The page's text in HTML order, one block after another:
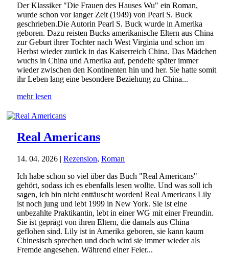
Der Klassiker "Die Frauen des Hauses Wu" ein Roman,
wurde schon vor langer Zeit (1949) von Pearl S. Buck
geschrieben.Die Autorin Pearl S. Buck wurde in Amerika
geboren. Dazu reisten Bucks amerikanische Eltern aus China
zur Geburt ihrer Tochter nach West Virginia und schon im
Herbst wieder zurück in das Kaiserreich China. Das Mädchen
wuchs in China und Amerika auf, pendelte später immer
wieder zwischen den Kontinenten hin und her. Sie hatte somit
ihr Leben lang eine besondere Beziehung zu China...
mehr lesen
Real Americans
14. 04. 2026 | Rezension, Roman
Ich habe schon so viel über das Buch "Real Americans"
gehört, sodass ich es ebenfalls lesen wollte. Und was soll ich
sagen, ich bin nicht enttäuscht worden! Real Americans Lily
ist noch jung und lebt 1999 in New York. Sie ist eine
unbezahlte Praktikantin, lebt in einer WG mit einer Freundin.
Sie ist geprägt von ihren Eltern, die damals aus China
geflohen sind. Lily ist in Amerika geboren, sie kann kaum
Chinesisch sprechen und doch wird sie immer wieder als
Fremde angesehen. Während einer Feier...